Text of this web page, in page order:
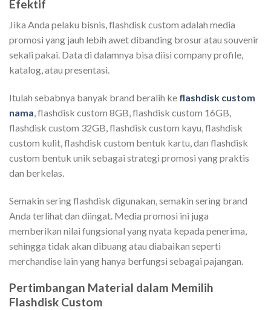
Efektif
Jika Anda pelaku bisnis, flashdisk custom adalah media
promosi yang jauh lebih awet dibanding brosur atau souvenir
sekali pakai. Data di dalamnya bisa diisi company profile,
katalog, atau presentasi.
Itulah sebabnya banyak brand beralih ke flashdisk custom
nama, flashdisk custom 8GB, flashdisk custom 16GB,
flashdisk custom 32GB, flashdisk custom kayu, flashdisk
custom kulit, flashdisk custom bentuk kartu, dan flashdisk
custom bentuk unik sebagai strategi promosi yang praktis
dan berkelas.
Semakin sering flashdisk digunakan, semakin sering brand
Anda terlihat dan diingat. Media promosi ini juga
memberikan nilai fungsional yang nyata kepada penerima,
sehingga tidak akan dibuang atau diabaikan seperti
merchandise lain yang hanya berfungsi sebagai pajangan.
Pertimbangan Material dalam Memilih
Flashdisk Custom